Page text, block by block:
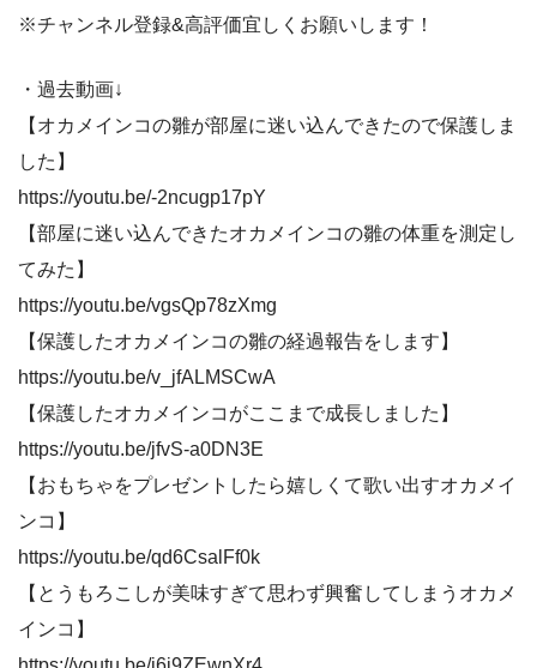
※チャンネル登録&高評価宜しくお願いします！
・過去動画↓
【オカメインコの雛が部屋に迷い込んできたので保護しま
した】
https://youtu.be/-2ncugp17pY
【部屋に迷い込んできたオカメインコの雛の体重を測定し
てみた】
https://youtu.be/vgsQp78zXmg
【保護したオカメインコの雛の経過報告をします】
https://youtu.be/v_jfALMSCwA
【保護したオカメインコがここまで成長しました】
https://youtu.be/jfvS-a0DN3E
【おもちゃをプレゼントしたら嬉しくて歌い出すオカメイ
ンコ】
https://youtu.be/qd6CsalFf0k
【とうもろこしが美味すぎて思わず興奮してしまうオカメ
インコ】